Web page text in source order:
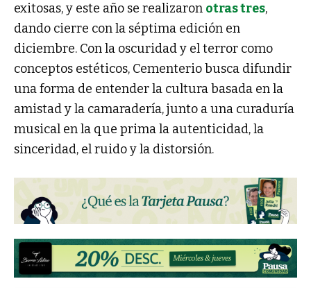
exitosas, y este año se realizaron otras tres,
dando cierre con la séptima edición en
diciembre. Con la oscuridad y el terror como
conceptos estéticos, Cementerio busca difundir
una forma de entender la cultura basada en la
amistad y la camaradería, junto a una curaduría
musical en la que prima la autenticidad, la
sinceridad, el ruido y la distorsión.